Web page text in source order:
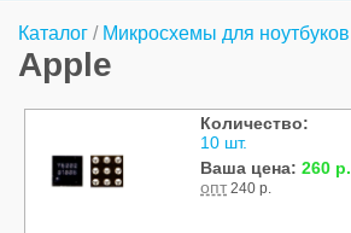
Каталог / Микросхемы для ноутбуков
Apple
Количество:
10 шт.
Ваша цена: 260 р.
опт 240 р.